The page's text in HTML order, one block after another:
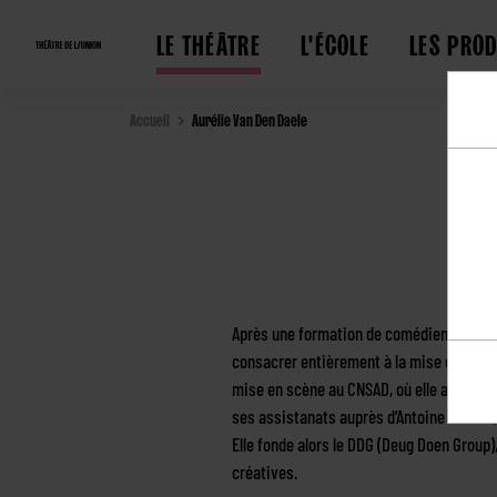
LE THÉÂTRE L'ÉCOLE LES
Accueil Aurélie Van Den Daele
Après une formation de comédienne,
consacrer entièrement à la mise en
mise en scène au CNSAD, où elle
ses assistanats auprès d’Antoine
Elle fonde alors le DDG (Deug Doen
créatives.